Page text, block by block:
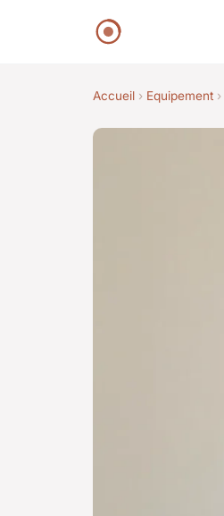
Accueil › Equipement ›